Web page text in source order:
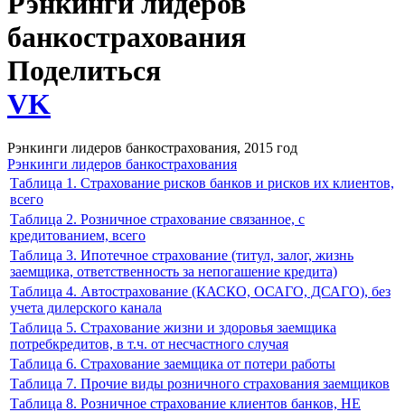
банкострахования
Поделиться
VK
Рэнкинги лидеров банкострахования, 2015 год
Рэнкинги лидеров банкострахования
Таблица 1. Страхование рисков банков и рисков их клиентов,
всего
Таблица 2. Розничное страхование связанное, с
кредитованием, всего
Таблица 3. Ипотечное страхование (титул, залог, жизнь
заемщика, ответственность за непогашение кредита)
Таблица 4. Автострахование (КАСКО, ОСАГО, ДСАГО), без
учета дилерского канала
Таблица 5. Страхование жизни и здоровья заемщика
потребкредитов, в т.ч. от несчастного случая
Таблица 6. Страхование заемщика от потери работы
Таблица 7. Прочие виды розничного страхования заемщиков
Таблица 8. Розничное страхование клиентов банков, НЕ